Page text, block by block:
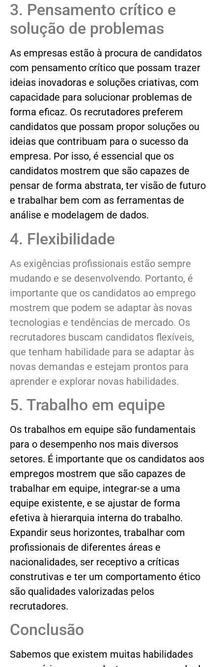
3. Pensamento crítico e
solução de problemas
As empresas estão à procura de candidatos
com pensamento crítico que possam trazer
ideias inovadoras e soluções criativas, com
capacidade para solucionar problemas de
forma eficaz. Os recrutadores preferem
candidatos que possam propor soluções ou
ideias que contribuam para o sucesso da
empresa. Por isso, é essencial que os
candidatos mostrem que são capazes de
pensar de forma abstrata, ter visão de futuro
e trabalhar bem com as ferramentas de
análise e modelagem de dados.
4. Flexibilidade
As exigências profissionais estão sempre
mudando e se desenvolvendo. Portanto, é
importante que os candidatos ao emprego
mostrem que podem se adaptar às novas
tecnologias e tendências de mercado. Os
recrutadores buscam candidatos flexíveis,
que tenham habilidade para se adaptar às
novas demandas e estejam prontos para
aprender e explorar novas habilidades.
5. Trabalho em equipe
Os trabalhos em equipe são fundamentais
para o desempenho nos mais diversos
setores. É importante que os candidatos aos
empregos mostrem que são capazes de
trabalhar em equipe, integrar-se a uma
equipe existente, e se ajustar de forma
efetiva à hierarquia interna do trabalho.
Expandir seus horizontes, trabalhar com
profissionais de diferentes áreas e
nacionalidades, ser receptivo a críticas
construtivas e ter um comportamento ético
são qualidades valorizadas pelos
recrutadores.
Conclusão
Sabemos que existem muitas habilidades